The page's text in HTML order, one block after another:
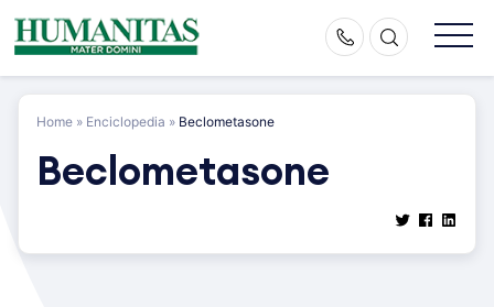
Skip
to
Home » Enciclopedia » Beclometasone
Beclometasone